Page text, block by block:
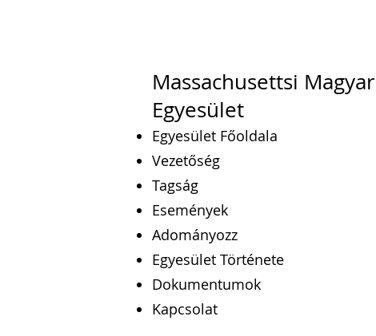
Massachusettsi Magyar
Egyesület
Egyesület Főoldala
Vezetőség
Tagság
Események
Adományozz
Egyesület Története
Dokumentumok
Kapcsolat